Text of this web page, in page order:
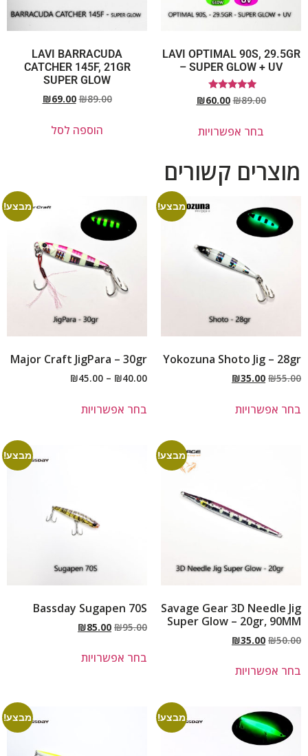
LAVI OPTIMAL 90S, 29.5GR
– SUPER GLOW + UV
דורג
5.00
₪89.00
₪60.00
בחר אפשרויות
LAVI BARRACUDA
CATCHER 145F, 21GR
SUPER GLOW
₪89.00
₪69.00
הוספה לסל
מוצרים קשורים
מבצע!
Yokozuna Shoto Jig – 28gr
₪55.00
₪35.00
בחר אפשרויות
מבצע!
Major Craft JigPara – 30gr
₪40.00
–
₪45.00
בחר אפשרויות
מבצע!
Savage Gear 3D Needle Jig
Super Glow – 20gr, 90MM
₪50.00
₪35.00
בחר אפשרויות
מבצע!
Bassday Sugapen 70S
₪95.00
₪85.00
בחר אפשרויות
מבצע! מבצע!